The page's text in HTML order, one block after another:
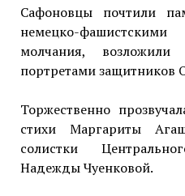
Сафоновцы почтили
немецко-фашистскими
молчания,
портретами защитников
Торжественно
стихи Маргариты
солистки
Надежды Чуенковой.